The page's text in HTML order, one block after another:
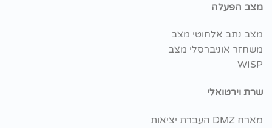
מצב הפעלה
מצב נתב אלחוטי מצב
משחזר אוניברסלי מצב
WISP
שרת וירטואלי
מארח DMZ העברת יציאות